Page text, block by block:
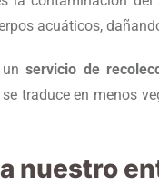
acuáticos,
unservicio de
traduce en menos
nuestro